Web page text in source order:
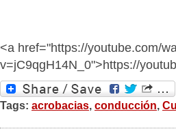
<a href="https://youtube.com/
v=jC9qgH14N_0">https://
Tags: acrobacias, conducción,